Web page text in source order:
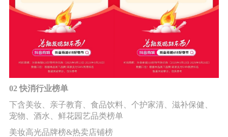
02 快消行业榜单
下含美妆、亲子教育、食品饮料、个护家清、滋补保健、
宠物、酒水、鲜花园艺品类榜单
美妆高光品牌榜&热卖店铺榜